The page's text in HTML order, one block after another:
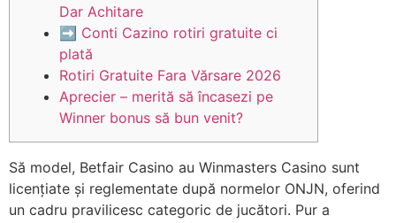
Dar Achitare
➡ Conti Cazino rotiri gratuite ci
plată
Rotiri Gratuite Fara Vărsare 2026
Aprecier – merită să încasezi pe
Winner bonus să bun venit?
Să model, Betfair Casino au Winmasters Casino sunt
licențiate și reglementate după normelor ONJN, oferind
un cadru pravilicesc categoric de jucători. Pur a